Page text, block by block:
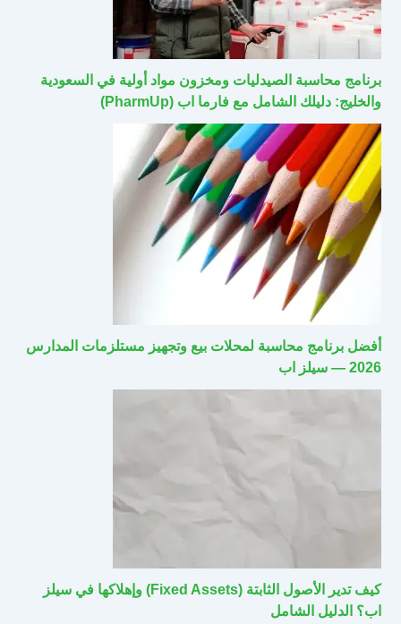
برنامج محاسبة الصيدليات ومخزون مواد أولية في السعودية
والخليج: دليلك الشامل مع فارما اب (PharmUp)
أفضل برنامج محاسبة لمحلات بيع وتجهيز مستلزمات المدارس
2026 — سيلز اب
كيف تدير الأصول الثابتة (Fixed Assets) وإهلاكها في سيلز
اب؟ الدليل الشامل